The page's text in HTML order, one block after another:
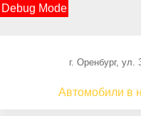
Debug Mode
г. Оренбург, ул.
Автомобили в